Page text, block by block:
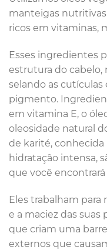
manteigas
ricos em vitaminas,
Esses ingredientes
estrutura do cabelo,
selando as
pigmento.
em vitamina E, o
oleosidade natural
de karité, conhecida
hidratação intensa,
que você
Eles trabalham para
e a maciez das
que criam uma
externos que